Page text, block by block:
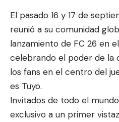
El pasado 16 y 17 de
reunió a su comunidad
lanzamiento de FC 26 en
celebrando el poder de la
los fans en el centro del
es Tuyo.
Invitados de todo el
exclusivo a un primer